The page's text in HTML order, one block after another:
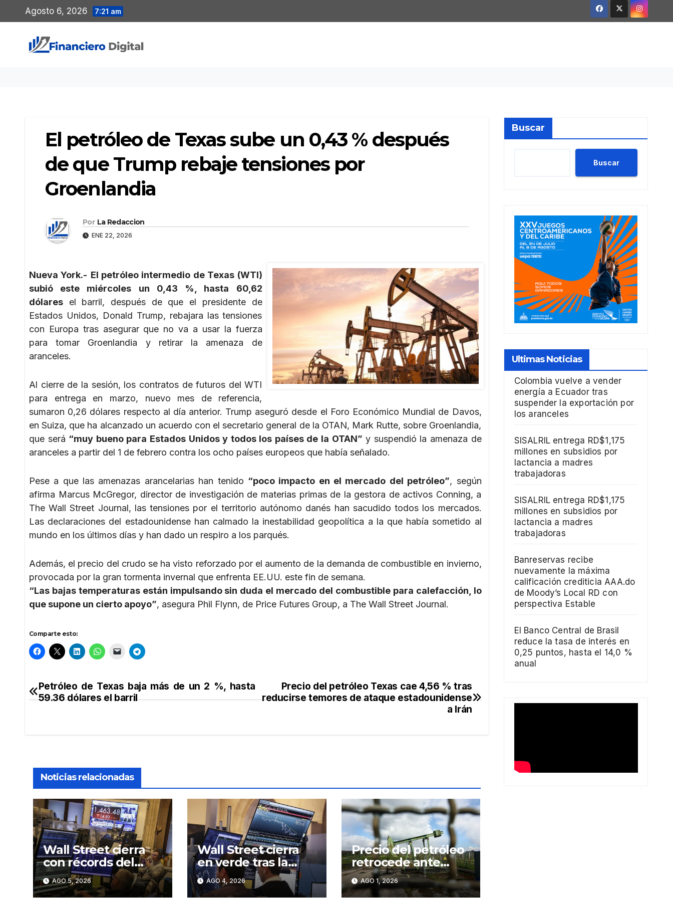
al
contenido
Agosto 6, 2026 7:21 am
El petróleo de Texas sube un 0,43 % después
de que Trump rebaje tensiones por
Groenlandia
Por La Redaccion
ENE 22, 2026
Nueva York.- El petróleo intermedio de Texas (WTI)
subió este miércoles un 0,43 %, hasta 60,62
dólares el barril, después de que el presidente de
Estados Unidos, Donald Trump, rebajara las tensiones
con Europa tras asegurar que no va a usar la fuerza
para tomar Groenlandia y retirar la amenaza de
aranceles.
Al cierre de la sesión, los contratos de futuros del WTI
para entrega en marzo, nuevo mes de referencia,
sumaron 0,26 dólares respecto al día anterior. Trump aseguró desde el Foro Económico Mundial de Davos,
en Suiza, que ha alcanzado un acuerdo con el secretario general de la OTAN, Mark Rutte, sobre Groenlandia,
que será “muy bueno para Estados Unidos y todos los países de la OTAN” y suspendió la amenaza de
aranceles a partir del 1 de febrero contra los ocho países europeos que había señalado.
Pese a que las amenazas arancelarias han tenido “poco impacto en el mercado del petróleo”, según
afirma Marcus McGregor, director de investigación de materias primas de la gestora de activos Conning, a
The Wall Street Journal, las tensiones por el territorio autónomo danés han sacudido todos los mercados.
Las declaraciones del estadounidense han calmado la inestabilidad geopolítica a la que había sometido al
mundo en los últimos días y han dado un respiro a los parqués.
Además, el precio del crudo se ha visto reforzado por el aumento de la demanda de combustible en invierno,
provocada por la gran tormenta invernal que enfrenta EE.UU. este fin de semana.
“Las bajas temperaturas están impulsando sin duda el mercado del combustible para calefacción, lo
que supone un cierto apoyo”, asegura Phil Flynn, de Price Futures Group, a The Wall Street Journal.
Comparte esto:
Navegación
Precio del petróleo Texas cae 4,56 % tras
reducirse temores de ataque estadounidense
a Irán
Petróleo de Texas baja más de un 2 %, hasta
59.36 dólares el barril
Noticias relacionadas
Wall Street cierra
con récords del
Dow Jones y S&P
500, ante el
AGO 5, 2026
Wall Street cierra
en verde tras la
caída del petróleo y
la subida de las
AGO 4, 2026
Precio del petróleo
retrocede ante
esperanza de
negociaciones en
AGO 1, 2026
Buscar
Buscar
Ultimas Noticias
Colombia vuelve a vender
energía a Ecuador tras
suspender la exportación por
los aranceles
SISALRIL entrega RD$1,175
millones en subsidios por
lactancia a madres
trabajadoras
SISALRIL entrega RD$1,175
millones en subsidios por
lactancia a madres
trabajadoras
Banreservas recibe
nuevamente la máxima
calificación crediticia AAA.do
de Moody’s Local RD con
perspectiva Estable
El Banco Central de Brasil
reduce la tasa de interés en
0,25 puntos, hasta el 14,0 %
anual